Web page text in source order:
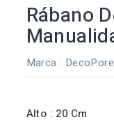
Rábano
Marca :
Alto : 20 Cm